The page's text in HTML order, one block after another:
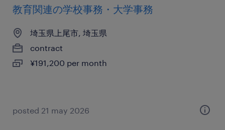
教育関連の学校事務・大学事務
埼玉県上尾市, 埼玉県
contract
¥191,200 per month
posted 21 may 2026